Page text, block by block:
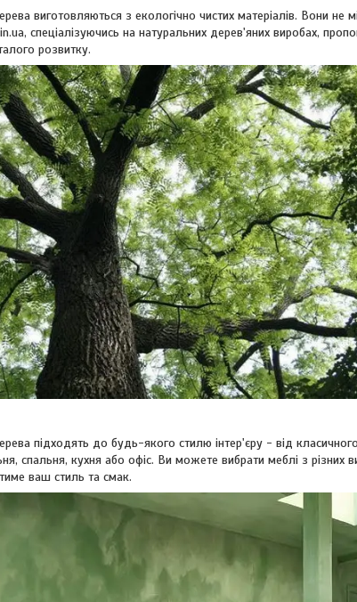
виготовляються з екологічно чистих матеріалів. Вони не
спеціалізуючись на натуральних дерев'яних виробах,
розвитку.
підходять до будь-якого стилю інтер'єру - від
спальня, кухня або офіс. Ви можете вибрати меблі з
ваш стиль та смак.